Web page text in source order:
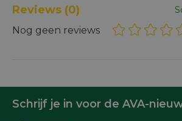
Reviews (0)
Nog geen reviews
Schrijf je in voor de AVA-